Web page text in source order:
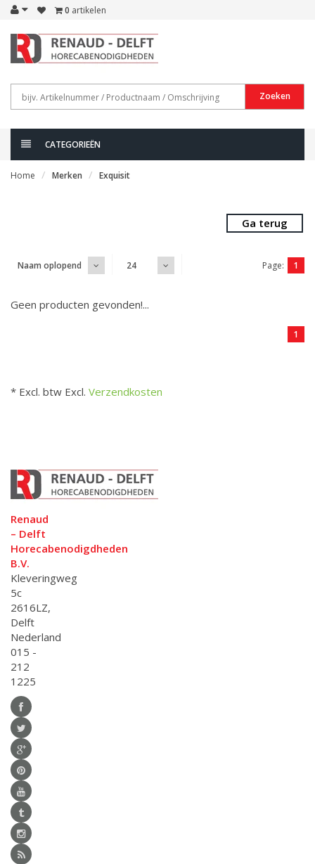
0 artikelen
Zoeken
CATEGORIEËN
Home Merken Exquisit
Ga terug
Naam oplopend 24 Page: 1
Geen producten gevonden!...
1
* Excl. btw Excl. Verzendkosten
Renaud
– Delft
Horecabenodigdheden
B.V.
Kleveringweg
5c
2616LZ,
Delft
Nederland
015 -
212
1225